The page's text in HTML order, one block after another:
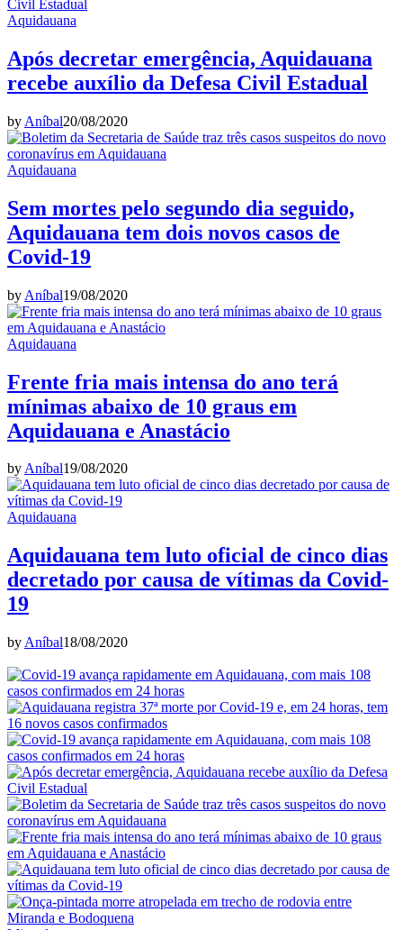
Aquidauana
Após decretar emergência, Aquidauana
recebe auxílio da Defesa Civil Estadual
by Aníbal20/08/2020
Aquidauana
Sem mortes pelo segundo dia seguido,
Aquidauana tem dois novos casos de
Covid-19
by Aníbal19/08/2020
Aquidauana
Frente fria mais intensa do ano terá
mínimas abaixo de 10 graus em
Aquidauana e Anastácio
byAníbal19/08/2020
Aquidauana
Aquidauana tem luto oficial de cinco dias
decretado por causa de vítimas da Covid-
19
by Aníbal18/08/2020